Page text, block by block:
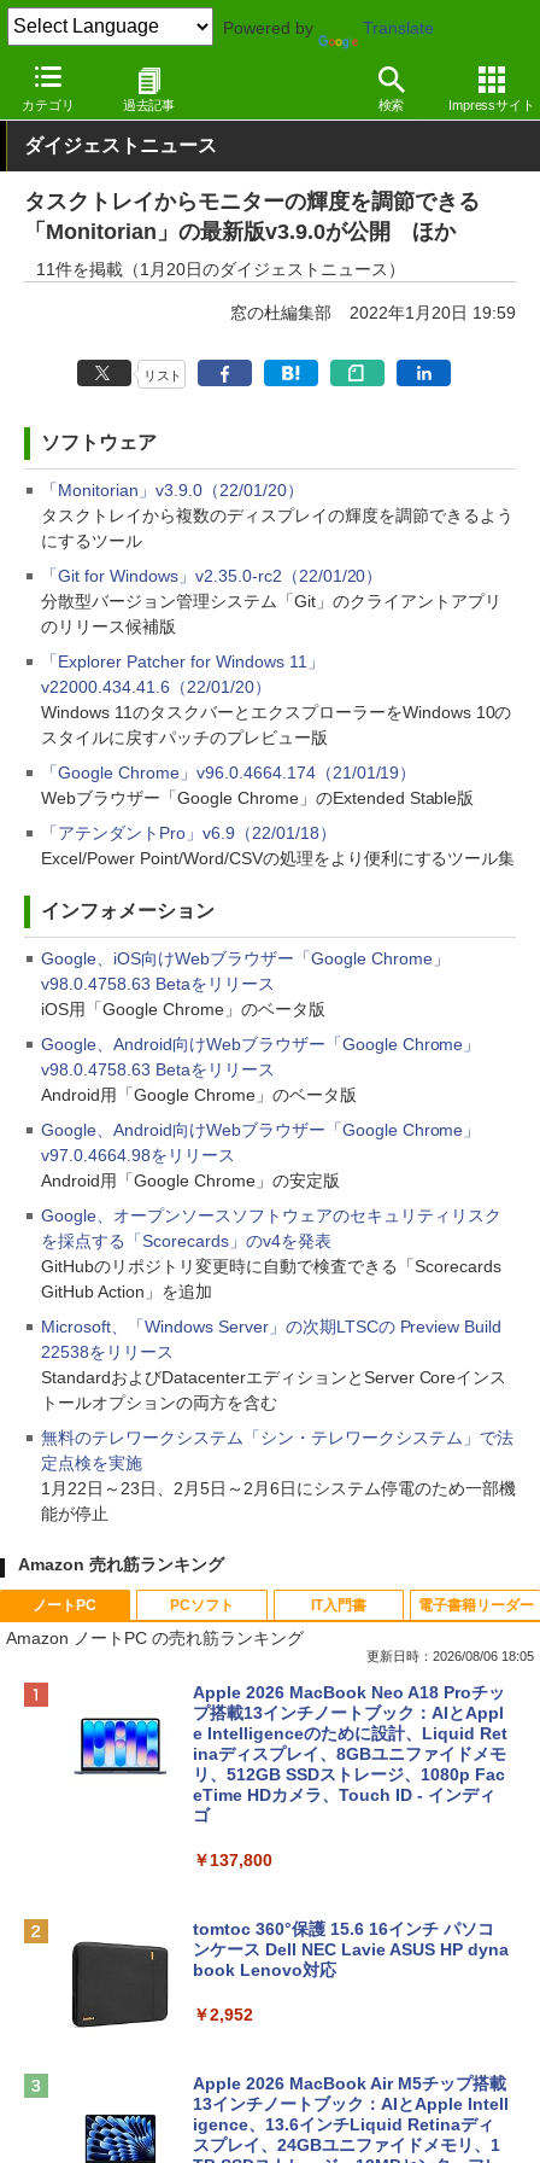
Powered by Translate
カテゴリ 過去記事 検索 Impressサイト
窓の杜 その他の話題 アップデート
ダイジェストニュース
タスクトレイからモニターの輝度を調節できる
「Monitorian」の最新版v3.9.0が公開 ほか
11件を掲載（1月20日のダイジェストニュース）
窓の杜編集部 2022年1月20日 19:59
リスト
ソフトウェア
「Monitorian」v3.9.0（22/01/20）
タスクトレイから複数のディスプレイの輝度を調節できるよう
にするツール
「Git for Windows」v2.35.0-rc2（22/01/20）
分散型バージョン管理システム「Git」のクライアントアプリ
のリリース候補版
「Explorer Patcher for Windows 11」
v22000.434.41.6（22/01/20）
Windows 11のタスクバーとエクスプローラーをWindows 10の
スタイルに戻すパッチのプレビュー版
「Google Chrome」v96.0.4664.174（21/01/19）
Webブラウザー「Google Chrome」のExtended Stable版
「アテンダントPro」v6.9（22/01/18）
Excel/Power Point/Word/CSVの処理をより便利にするツール集
インフォメーション
Google、iOS向けWebブラウザー「Google Chrome」
v98.0.4758.63 Betaをリリース
iOS用「Google Chrome」のベータ版
Google、Android向けWebブラウザー「Google Chrome」
v98.0.4758.63 Betaをリリース
Android用「Google Chrome」のベータ版
Google、Android向けWebブラウザー「Google Chrome」
v97.0.4664.98をリリース
Android用「Google Chrome」の安定版
Google、オープンソースソフトウェアのセキュリティリスク
を採点する「Scorecards」のv4を発表
GitHubのリポジトリ変更時に自動で検査できる「Scorecards
GitHub Action」を追加
Microsoft、「Windows Server」の次期LTSCの Preview Build
22538をリリース
StandardおよびDatacenterエディションとServer Coreインス
トールオプションの両方を含む
無料のテレワークシステム「シン・テレワークシステム」で法
定点検を実施
1月22日～23日、2月5日～2月6日にシステム停電のため一部機
能が停止
Amazon 売れ筋ランキング
ノートPC
Amazon ノートPC の売れ筋ランキング
更新日時：2026/08/06 18:05
Apple 2026 MacBook Neo A18 Proチッ
プ搭載13インチノートブック：AIとAppl
e Intelligenceのために設計、Liquid Ret
inaディスプレイ、8GBユニファイドメモ
リ、512GB SSDストレージ、1080p Fac
eTime HDカメラ、Touch ID - インディ
ゴ
￥137,800
tomtoc 360°保護 15.6 16インチ パソコ
ンケース Dell NEC Lavie ASUS HP dyna
book Lenovo対応
￥2,952
Apple 2026 MacBook Air M5チップ搭載
13インチノートブック：AIとApple Intell
igence、13.6インチLiquid Retinaディ
スプレイ、24GBユニファイドメモリ、1
PCソフト IT入門書 電子書籍リーダー